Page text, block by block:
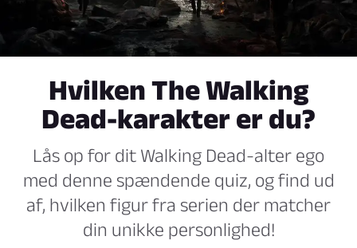
Hvilken The Walking
Dead-karakter er du?
Lås op for dit Walking Dead-alter ego
med denne spændende quiz, og find ud
af, hvilken figur fra serien der matcher
din unikke personlighed!